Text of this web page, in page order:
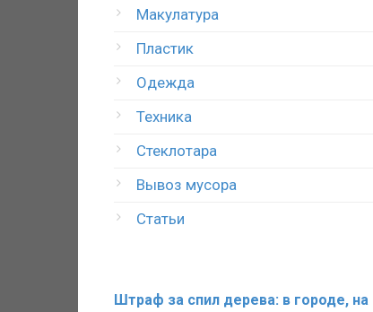
Макулатура
Пластик
Одежда
Техника
Стеклотара
Вывоз мусора
Статьи
Штраф за спил дерева: в городе, на